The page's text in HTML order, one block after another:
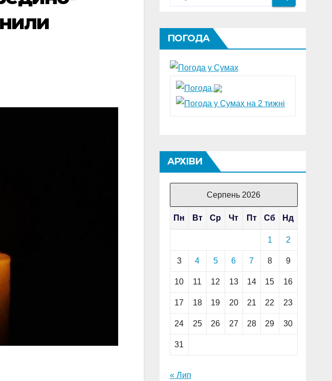
ПОГОДА
АРХІВИ
Серпень 2026
Пн Вт Ср Чт Пт Сб Нд
1 2
3 4 5 6 7 8 9
10 11 12 13 14 15 16
17 18 19 20 21 22 23
24 25 26 27 28 29 30
31
« Лип